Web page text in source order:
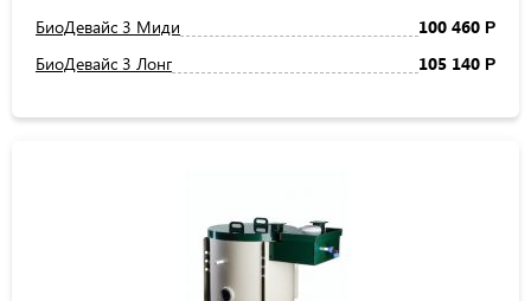
БиоДевайс 3 Миди
100 460 Р
БиоДевайс 3 Лонг 105 140 Р